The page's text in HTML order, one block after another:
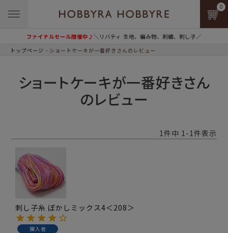
ファイナルセール開催中♪＼リバティ 生地、編み物、刺繍、刺し子／
0
トップページ ショートケーキが一番好きさんのレビュー
ショートケーキが一番好きさん
のレビュー
1件中 1-1件表示
刺し子糸 ぼかしミックス4＜208＞
購入者